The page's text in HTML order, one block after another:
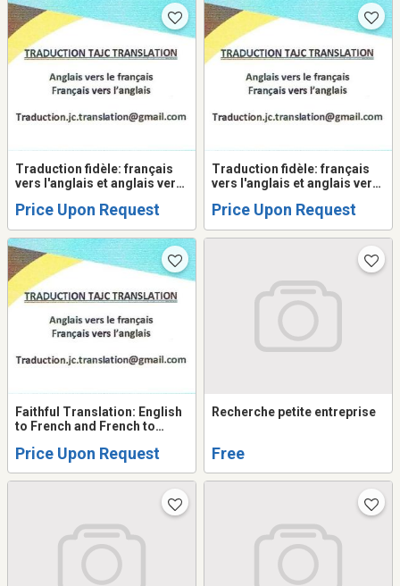
Traduction fidèle: français
vers l'anglais et anglais vers
Price Upon Request
Traduction fidèle: français
vers l'anglais et anglais vers
Price Upon Request
Faithful Translation: English
to French and French to
Price Upon Request
Recherche petite entreprise
Free